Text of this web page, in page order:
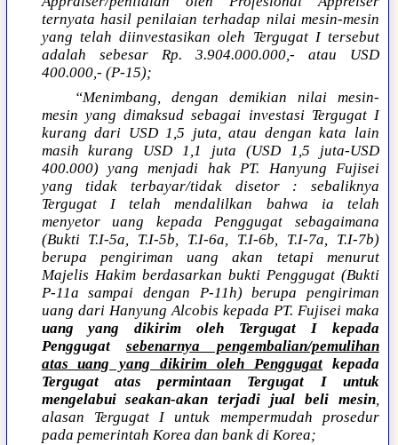
ternyata hasil penilaian terhadap nilai mesin-mesin
yang telah diinvestasikan oleh Tergugat I tersebut
adalah sebesar Rp. 3.904.000.000,- atau USD
400.000,- (P-15);
“Menimbang, dengan demikian nilai mesin-
mesin yang dimaksud sebagai investasi Tergugat I
kurang dari USD 1,5 juta, atau dengan kata lain
masih kurang USD 1,1 juta (USD 1,5 juta-USD
400.000) yang menjadi hak PT. Hanyung Fujisei
yang tidak terbayar/tidak disetor : sebaliknya
Tergugat I telah mendalilkan bahwa ia telah
menyetor uang kepada Penggugat sebagaimana
(Bukti T.I-5a, T.I-5b, T.I-6a, T.I-6b, T.I-7a, T.I-7b)
berupa pengiriman uang akan tetapi menurut
Majelis Hakim berdasarkan bukti Penggugat (Bukti
P-11a sampai dengan P-11h) berupa pengiriman
uang dari Hanyung Alcobis kepada PT. Fujisei maka
uang yang dikirim oleh Tergugat I kepada
Penggugatsebenarnya pengembalian/pemulihan
atas uang yang dikirim oleh Penggugat kepada
Tergugat atas permintaan Tergugat I untuk
mengelabui seakan-akan terjadi jual beli mesin,
alasan Tergugat I untuk mempermudah prosedur
pada pemerintah Korea dan bank di Korea;